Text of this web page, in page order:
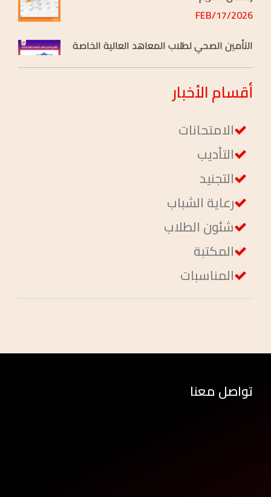
2026/FEB/04
أقسامالأخبار
الامتحانات
التأديب
التجنيد
رعاية الشباب
شئون الطلاب
المكتبة
المناسبات
تواصل معنا